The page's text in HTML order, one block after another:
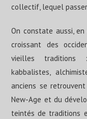
collectif, lequel
On constate aussi,
croissant des
vieilles traditions
kabbalistes,
anciens se
New-Age et du
teintés de traditions